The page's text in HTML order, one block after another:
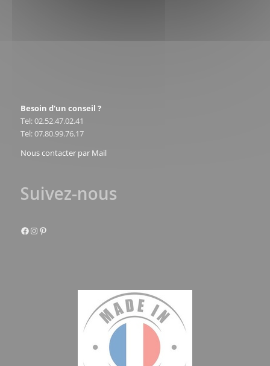
Besoin d'un conseil ?
Tel: 02.52.47.02.41
Tel: 07.80.99.76.17
Nous contacter par Mail
Suivez-nous